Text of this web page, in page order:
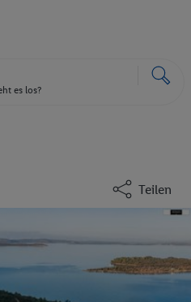
es los?
Teilen